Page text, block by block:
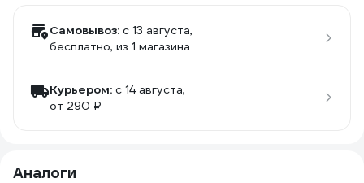
Самовывоз: c 13 августа,
бесплатно, из 1 магазина
Курьером: c 14 августа,
от 290 ₽
Аналоги